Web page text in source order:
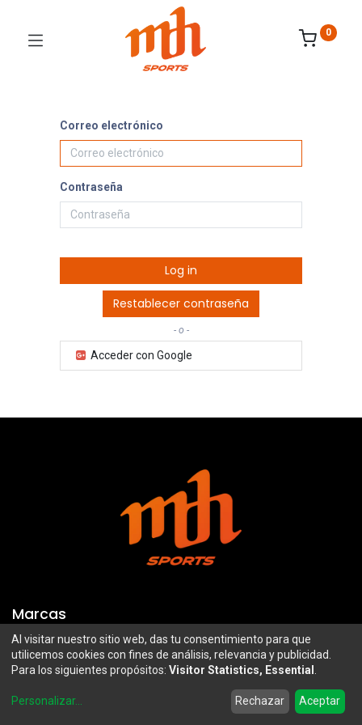
Wishlist Account
0
Correo electrónico
Contraseña
Log in
Restablecer contraseña
- o -
Acceder con Google
Marcas
Troy Lee Designs
100%
Airoh
Mazawi
SIDI
Al visitar nuestro sitio web, das tu consentimiento para que
utilicemos cookies con fines de análisis, relevancia y publicidad.
Para los siguientes propósitos: Visitor Statistics, Essential
Personalizar... Rechazar Aceptar